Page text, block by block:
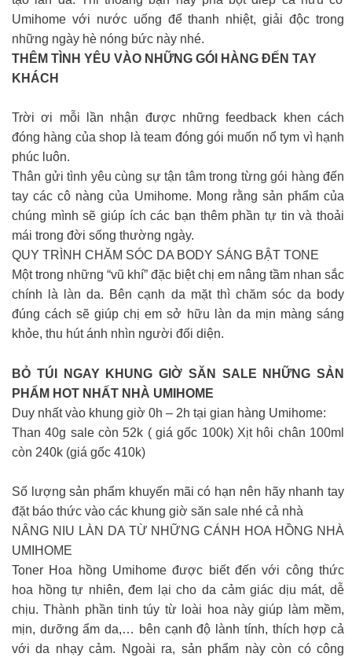
Umihome với nước uống để thanh nhiệt, giải độc trong
những ngày hè nóng bức này nhé.
THÊM TÌNH YÊU VÀO NHỮNG GÓI HÀNG ĐẾN TAY
KHÁCH
Trời ơi mỗi lần nhận được những feedback khen cách
đóng hàng của shop là team đóng gói muốn nổ tym vì hạnh
phúc luôn.
Thân gửi tình yêu cùng sự tận tâm trong từng gói hàng đến
tay các cô nàng của Umihome. Mong rằng sản phẩm của
chúng mình sẽ giúp ích các bạn thêm phần tự tin và thoải
mái trong đời sống thường ngày.
QUY TRÌNH CHĂM SÓC DA BODY SÁNG BẬT TONE
Một trong những “vũ khí” đặc biệt chị em nâng tầm nhan sắc
chính là làn da. Bên cạnh da mặt thì chăm sóc da body
đúng cách sẽ giúp chị em sở hữu làn da mịn màng sáng
khỏe, thu hút ánh nhìn người đối diện.
BỎ TÚI NGAY KHUNG GIỜ SĂN SALE NHỮNG SẢN
PHẨM HOT NHẤT NHÀ UMIHOME
Duy nhất vào khung giờ 0h – 2h tại gian hàng Umihome:
Than 40g sale còn 52k ( giá gốc 100k) Xịt hôi chân 100ml
còn 240k (giá gốc 410k)
Số lượng sản phẩm khuyến mãi có hạn nên hãy nhanh tay
đặt báo thức vào các khung giờ săn sale nhé cả nhà
NÂNG NIU LÀN DA TỪ NHỮNG CÁNH HOA HỒNG NHÀ
UMIHOME
Toner Hoa hồng Umihome được biết đến với công thức
hoa hồng tự nhiên, đem lại cho da cảm giác dịu mát, dễ
chịu. Thành phần tinh túy từ loài hoa này giúp làm mềm,
mịn, dưỡng ẩm da,… bên cạnh độ lành tính, thích hợp cả
với da nhạy cảm. Ngoài ra, sản phẩm này còn có công